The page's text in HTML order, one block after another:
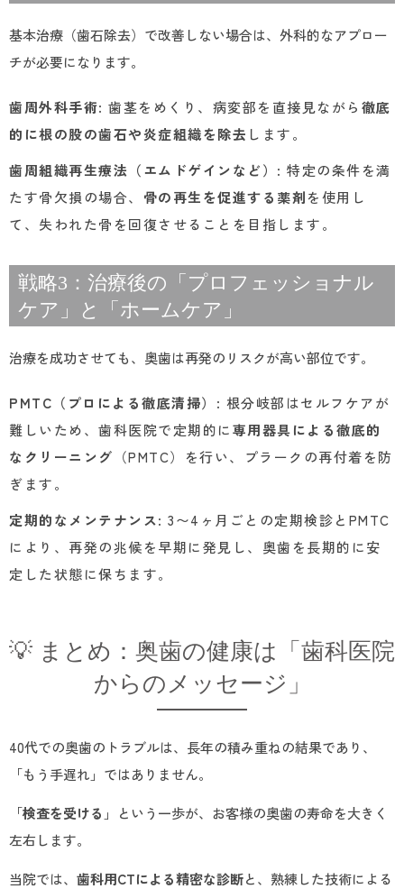
基本治療（歯石除去）で改善しない場合は、外科的なアプロー
チが必要になります。
歯周外科手術: 歯茎をめくり、病変部を直接見ながら 徹底
的に根の股の歯石や炎症組織を除去 します。
歯周組織再生療法（エムドゲインなど） : 特定の条件を満
たす骨欠損の場合、 骨の再生を促進する薬剤を使用し
て、失われた骨を回復させることを目指します。
戦略3：治療後の「プロフェッショナル
ケア」と「ホームケア」
治療を成功させても、奥歯は再発のリスクが高い部位です。
PMTC（プロによる徹底清掃） : 根分岐部はセルフケアが
難しいため、歯科医院で定期的に専用器具による徹底的
なクリーニング （PMTC）を行い、プラークの再付着を防
ぎます。
定期的なメンテナンス: 3〜4ヶ月ごとの定期検診とPMTC
により、再発の兆候を早期に発見し、奥歯を長期的に安
定した状態に保ちます。
💡 まとめ：奥歯の健康は「歯科医院
からのメッセージ」
40代での奥歯のトラブルは、長年の積み重ねの結果であり、
「もう手遅れ」ではありません。
「検査を受ける 」という一歩が、お客様の奥歯の寿命を大きく
左右します。
当院では、 歯科用CTによる精密な診断と、熟練した技術による